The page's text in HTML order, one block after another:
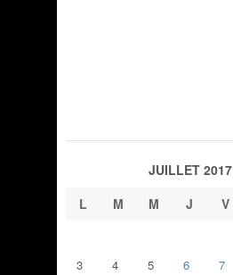
JUILLET 2017
L
M M J V
3
4 5 6 7